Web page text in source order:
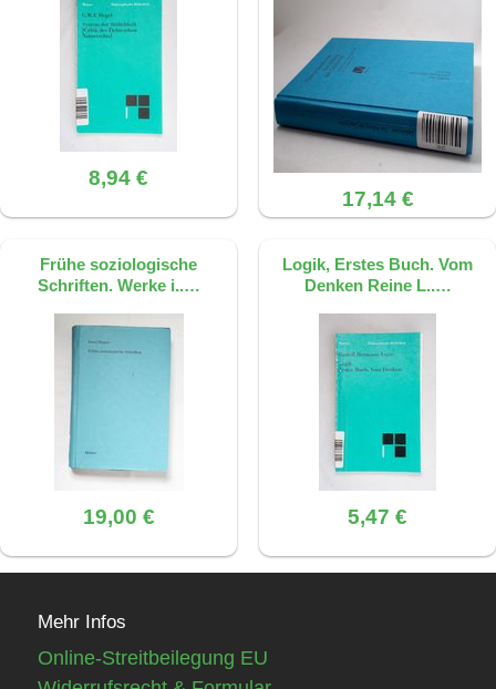
8,94 €
17,14 €
Frühe soziologische
Schriften. Werke i..…
19,00 €
Logik, Erstes Buch. Vom
Denken Reine L..…
5,47 €
Mehr Infos
Online-Streitbeilegung EU